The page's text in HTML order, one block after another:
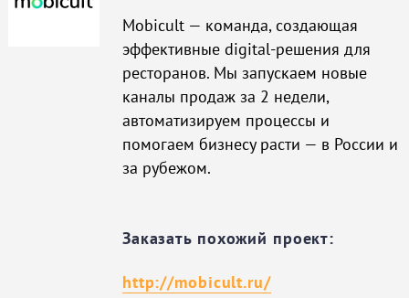
Mobicult — команда, создающая
эффективные digital-решения для
ресторанов. Мы запускаем новые
каналы продаж за 2 недели,
автоматизируем процессы и
помогаем бизнесу расти — в России и
за рубежом.
Заказать похожий проект:
http://mobicult.ru/